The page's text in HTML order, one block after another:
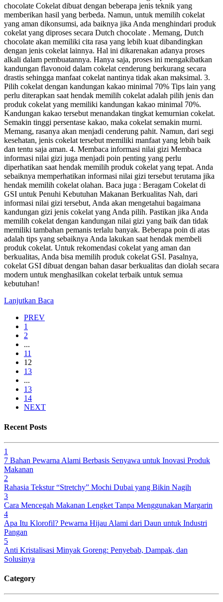
chocolate Cokelat dibuat dengan beberapa jenis teknik yang
memberikan hasil yang berbeda. Namun, untuk memilih cokelat
yang aman dikonsumsi, ada baiknya jika Anda menghindari produk
cokelat yang diproses secara Dutch chocolate . Memang, Dutch
chocolate akan memiliki cita rasa yang lebih kuat dibandingkan
dengan jenis cokelat lainnya. Hal ini dikarenakan adanya proses
alkali dalam pembuatannya. Hanya saja, proses ini mengakibatkan
kandungan flavonoid dalam cokelat cenderung berkurang secara
drastis sehingga manfaat cokelat nantinya tidak akan maksimal. 3.
Pilih cokelat dengan kandungan kakao minimal 70% Tips lain yang
perlu diterapkan saat hendak memilih cokelat adalah pilih jenis dan
produk cokelat yang memiliki kandungan kakao minimal 70%.
Kandungan kakao tersebut menandakan tingkat kemurnian cokelat.
Semakin tinggi persentase kakao, maka cokelat semakin murni.
Memang, rasanya akan menjadi cenderung pahit. Namun, dari segi
kesehatan, jenis cokelat tersebut memiliki manfaat yang lebih baik
dan tentu saja aman. 4. Membaca informasi nilai gizi Membaca
informasi nilai gizi juga menjadi poin penting yang perlu
diperhatikan saat hendak memilih produk cokelat yang tepat. Anda
sebaiknya memperhatikan informasi nilai gizi tersebut terutama jika
hendak memilih cokelat olahan. Baca juga : Beragam Cokelat di
GSI untuk Penuhi Kebutuhan Makanan Berkualitas Nah, dari
informasi nilai gizi tersebut, Anda akan mengetahui bagaimana
kandungan gizi jenis cokelat yang Anda pilih. Pastikan jika Anda
memilih cokelat dengan kandungan nilai gizi yang baik dan tidak
memiliki tambahan pemanis terlalu banyak. Beberapa poin di atas
adalah tips yang sebaiknya Anda lakukan saat hendak membeli
produk cokelat. Untuk rekomendasi cokelat yang aman dan
berkualitas, Anda bisa memilih produk cokelat GSI. Pasalnya,
cokelat GSI dibuat dengan bahan dasar berkualitas dan diolah secara
modern untuk menghasilkan cokelat terbaik untuk semua
kebutuhan!
Lanjutkan Baca
PREV
1
2
...
11
12
13
...
13
14
NEXT
Recent Posts
1
7 Bahan Pewarna Alami Berbasis Senyawa untuk Inovasi Produk
Makanan
2
Rahasia Tekstur “Stretchy” Mochi Dubai yang Bikin Nagih
3
Cara Mencegah Makanan Lengket Tanpa Menggunakan Margarin
4
Apa Itu Klorofil? Pewarna Hijau Alami dari Daun untuk Industri
Pangan
5
Anti Kristalisasi Minyak Goreng: Penyebab, Dampak, dan
Solusinya
Category